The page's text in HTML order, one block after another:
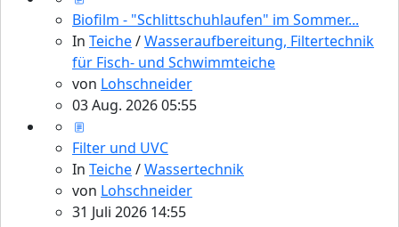
Biofilm - "Schlittschuhlaufen" im Sommer...
In Teiche/Wasseraufbereitung, Filtertechnik
für Fisch- und Schwimmteiche
von Lohschneider
03 Aug. 2026 05:55
Filter und UVC
In Teiche/Wassertechnik
von Lohschneider
31 Juli 2026 14:55